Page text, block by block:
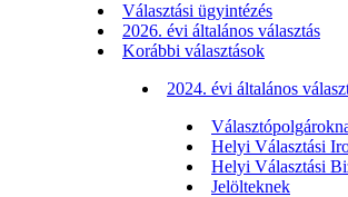
Választási ügyintézés
2026. évi általános választás
Korábbi választások
2024. évi általános
Helyi Választási
Helyi Választási
Jelölteknek